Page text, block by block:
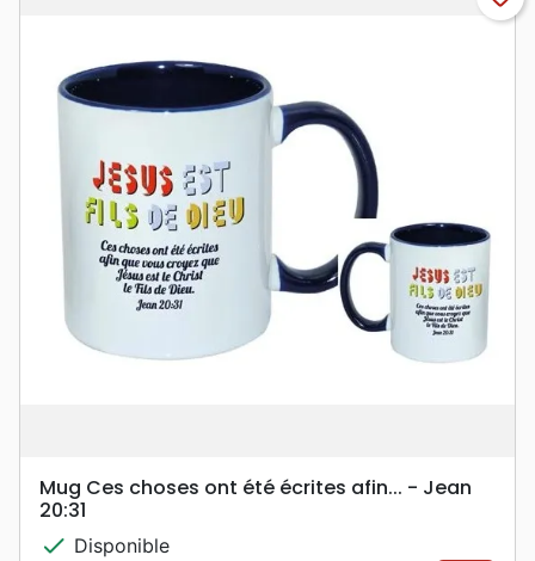
Mug Ces choses ont été écrites afin... - Jean
20:31
check Disponible